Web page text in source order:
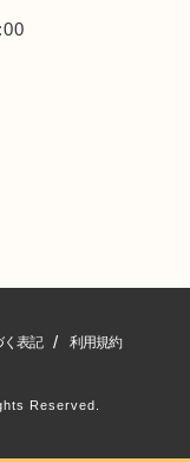
く表記 / 利用規約
Reserved.